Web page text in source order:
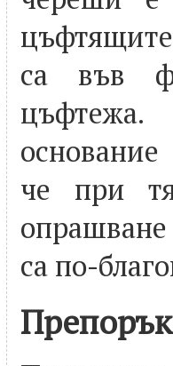
са във
че при
са по-